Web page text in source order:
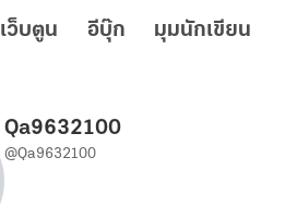
เว็บตูน อีบุ๊ก มุมนักเขียน
Qa9632100
@Qa9632100